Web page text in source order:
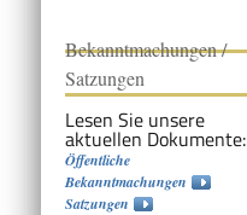
Bekanntmachungen /
Satzungen
Lesen Sie unsere
aktuellen Dokumente:
Öffentliche
Bekanntmachungen
Satzungen